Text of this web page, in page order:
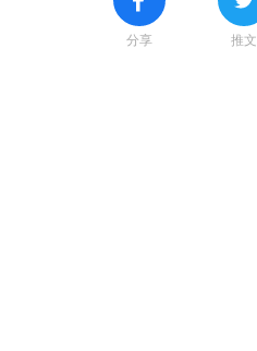
分享 推文